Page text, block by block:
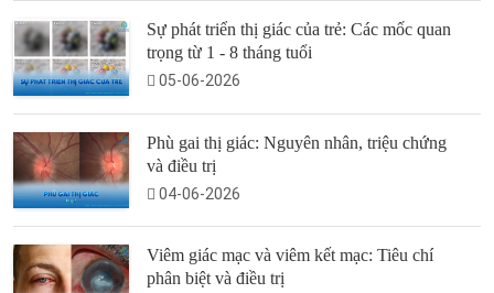
Sự phát triển thị giác của trẻ: Các mốc quan
trọng từ 1 - 8 tháng tuổi
05-06-2026
Phù gai thị giác: Nguyên nhân, triệu chứng
và điều trị
04-06-2026
Viêm giác mạc và viêm kết mạc: Tiêu chí
phân biệt và điều trị